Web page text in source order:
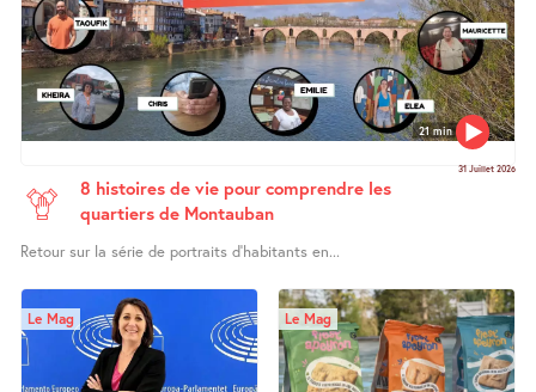
21 min
31 Juillet 2026
8 histoires de vie pour comprendre les
quartiers de Montauban
Retour sur la série de portraits d’habitants en...
Le Mag Le Mag